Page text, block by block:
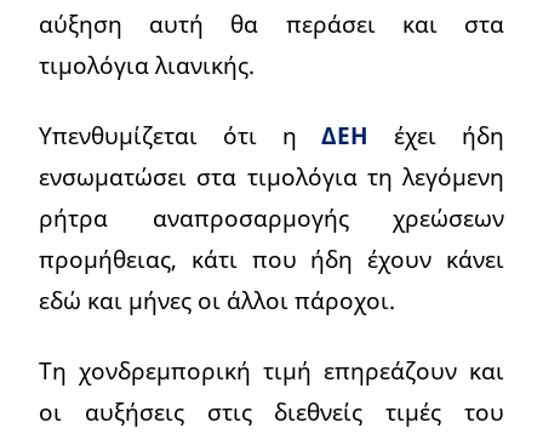
αύξηση αυτή θα περάσει και στα
τιμολόγια λιανικής.
Υπενθυμίζεται ότι ηΔΕΗέχει ήδη
ενσωματώσει στα τιμολόγια τη λεγόμενη
ρήτρα αναπροσαρμογής χρεώσεων
προμήθειας, κάτι που ήδη έχουν κάνει
εδώ και μήνες οι άλλοι πάροχοι.
Τη χονδρεμπορική τιμή επηρεάζουν και
οι αυξήσεις στις διεθνείς τιμές του